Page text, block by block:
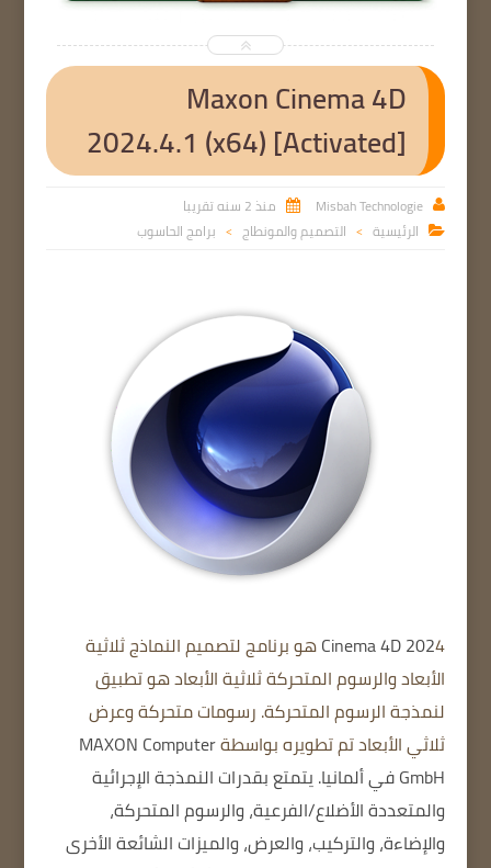
Maxon Cinema 4D
2024.4.1 (x64) [Activated]

Misbah Technologie
 منذ 2 سنه تقريبا
 الرئيسية > التصميم والمونطاج > برامج الحاسوب
Cinema 4D 2024 هو برنامج لتصميم النماذج ثلاثية
الأبعاد والرسوم المتحركة ثلاثية الأبعاد هو تطبيق
لنمذجة الرسوم المتحركة. رسومات متحركة وعرض
ثلاثي الأبعاد تم تطويره بواسطةMAXON Computer
GmbH في ألمانيا.
يتمتع بقدرات النمذجة الإجرائية
والمتعددة الأضلاع/الفرعية، والرسوم المتحركة،
والإضاءة، والتركيب، والعرض، والميزات الشائعة الأخرى